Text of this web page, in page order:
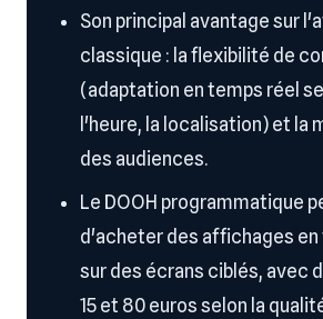
Son principal avantage sur
classique : la flexibilité de
(adaptation en temps réel
l'heure, la localisation) et la
des audiences.
Le DOOH programmatique
d'acheter des affichages en
sur des écrans ciblés, avec
15 et 80 euros selon la